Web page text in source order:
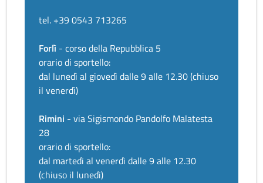
tel. +39 0543 713265
Forlì - corso della Repubblica 5
orario di sportello:
dal lunedì al giovedì dalle 9 alle 12.30 (chiuso
il venerdì)
Rimini - via Sigismondo Pandolfo Malatesta
28
orario di sportello:
dal martedì al venerdì dalle 9 alle 12.30
(chiuso il lunedì)